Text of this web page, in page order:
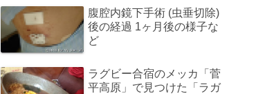
腹腔内鏡下手術 (虫垂切除)
後の経過 1ヶ月後の様子な
ど
ラグビー合宿のメッカ「菅
平高原」で見つけた「ラガ